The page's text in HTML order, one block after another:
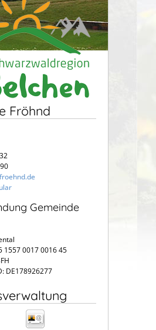
Fröhnd
Gemeinde
1557 0017 0016 45
DE178926277